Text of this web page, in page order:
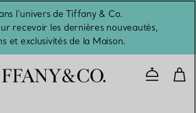
l’univers de Tiffany & Co.
recevoir les dernières nouveautés,
et exclusivités de la Maison.